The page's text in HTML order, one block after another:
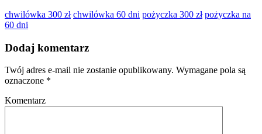
chwilówka 300 zł chwilówka 60 dni pożyczka 300 zł pożyczka na
60 dni
Dodaj komentarz
Twój adres e-mail nie zostanie opublikowany. Wymagane pola są
oznaczone *
Komentarz